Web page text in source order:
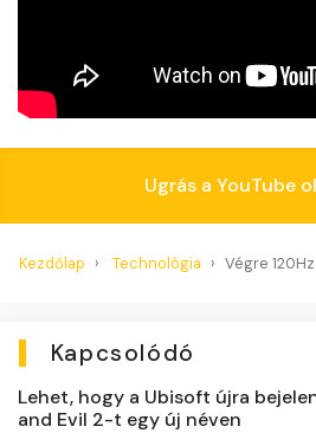
Ugrás a YouTube
Kezdőlap Technológia Végre
Kapcsolódó
Lehet, hogy a Ubisoft újra
and Evil 2-t egy új néven